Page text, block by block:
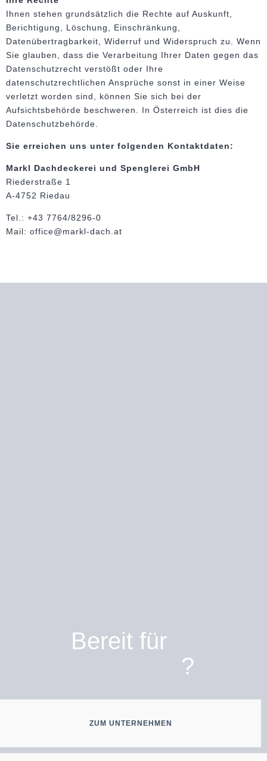
Ihnen stehen grundsätzlich die Rechte auf Auskunft,
Berichtigung, Löschung, Einschränkung,
Datenübertragbarkeit, Widerruf und Widerspruch zu. Wenn
Sie glauben, dass die Verarbeitung Ihrer Daten gegen das
Datenschutzrecht verstößt oder Ihre
datenschutzrechtlichen Ansprüche sonst in einer Weise
verletzt worden sind, können Sie sich bei der
Aufsichtsbehörde beschweren. In Österreich ist dies die
Datenschutzbehörde.
Sie erreichen uns unter folgenden Kontaktdaten:
Markl Dachdeckerei und Spenglerei GmbH
Riederstraße 1
A-4752 Riedau
Tel.: +43 7764/8296-0
Mail: office@markl-dach.at
Bereit für
?
ZUM UNTERNEHMEN